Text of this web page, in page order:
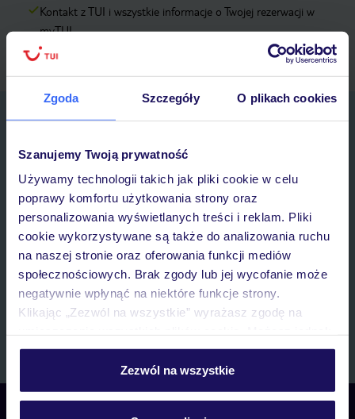
Zgoda Szczegóły O plikach cookies
Szanujemy Twoją prywatność
Używamy technologii takich jak pliki cookie w celu
poprawy komfortu użytkowania strony oraz
personalizowania wyświetlanych treści i reklam. Pliki
cookie wykorzystywane są także do analizowania ruchu
na naszej stronie oraz oferowania funkcji mediów
społecznościowych. Brak zgody lub jej wycofanie może
negatywnie wpłynąć na niektóre funkcje strony.
Klikając „Zezwól na wszystkie” wyrażasz zgodę na
personalizować swój wybór wchodząc w zakładkę
Szczegółowe informacje o plikach cookie znajdziesz
Zezwól na wszystkie
Kontakt z TUI i wszystkie informacje o Twojej rezerwacji w
myTUI
Zapisz się do newslettera
Wyrażam zgodę na przetwarzanie danych osobowych przez TUI
Poland Sp. z o.o. i TUI Poland Dystrybucja Sp. z o.o. w celach
marketingowych, w zakresie oraz celu wskazanym w„Informacji o
przetwarzaniu danych osobowych” , poprzez elektroniczną formę
komunikacji (e-mail), także z użyciem tzw. automatycznych
systemów wywołujących.
Skontaktuj się z nami